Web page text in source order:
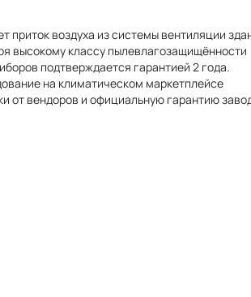
воздуха из системы вентиляции
высокому классу пылевлагозащищённости
подтверждается гарантией 2 года.
на климатическом маркетплейсе
от вендоров и официальную гарантию